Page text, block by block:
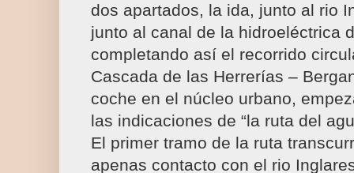
dos apartados, la ida, junto al rio
junto al canal de la hidroeléctrica
completando así el recorrido
Cascada de las Herrerías –
coche en el núcleo urbano,
las indicaciones de “la ruta del
El primer tramo de la ruta
apenas contacto con el rio